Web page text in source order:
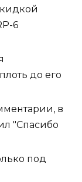
6
до его
в
"Спасибо
под